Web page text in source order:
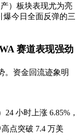
）板块表现尤为亮
爆今日全面反弹的三
赛道表现强劲
。资金回流迹象明
24 小时上涨 6.85%，
点突破 7.4 万美